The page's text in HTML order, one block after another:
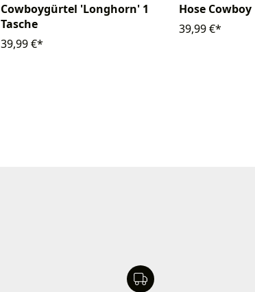
Cowboygürtel 'Longhorn' 1
Tasche
39,99 €*
Hose Cowboy
39,99 €*